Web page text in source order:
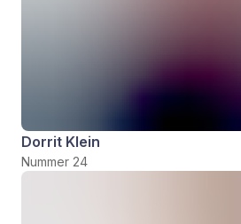
Dorrit Klein
Nummer 24